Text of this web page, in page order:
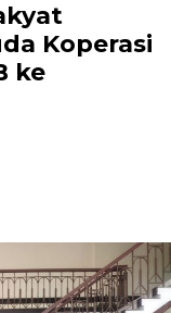
Koperasi
ke